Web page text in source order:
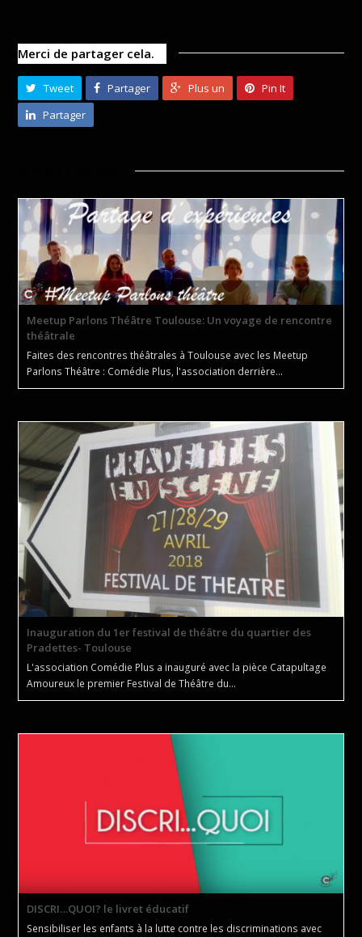
Merci de partager cela.
Tweet Partager Plus un
Pin It
Partager
Meetup Parlons Théâtre Toulouse: Un voyage de rencontre
théâtrale
Faites des rencontres théâtrales à Toulouse avec les Meetup
Parlons Théâtre : Comédie Plus, l'association derrière…
Inauguration du 1er festival de théâtre du quartier des
Pradettes- Toulouse
L'association Comédie Plus a inauguré avec la pièce Catapultage
Amoureux le premier Festival de Théâtre du…
DISCRI…QUOI? le livret éducatif
Sensibiliser les enfants à la lutte contre les discriminations avec